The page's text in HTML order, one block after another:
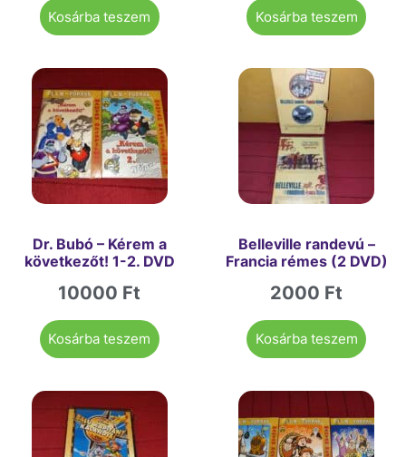
Kosárba teszem Kosárba teszem
Dr. Bubó – Kérem a
következőt! 1-2. DVD
10000 Ft
Kosárba teszem
Belleville randevú –
Francia rémes (2 DVD)
2000 Ft
Kosárba teszem